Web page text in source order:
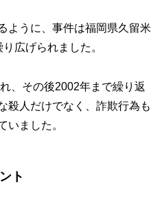
ように、事件は福岡県久留米
広げられました。
、その後2002年まで繰り返
殺人だけでなく、詐欺行為も
いました。
ト